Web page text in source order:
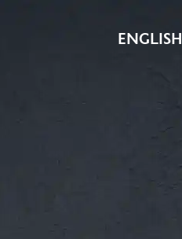
ENGLISH